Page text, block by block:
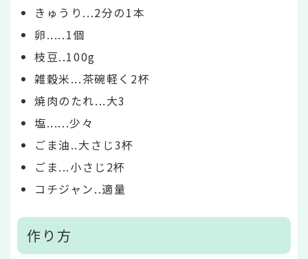
きゅうり...2分の1本
卵.....1個
枝豆..100g
雑穀米...茶碗軽く2杯
焼肉のたれ...大3
塩......少々
ごま油..大さじ3杯
ごま...小さじ2杯
コチジャン..適量
作り方